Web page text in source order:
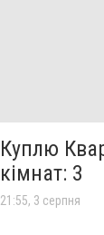
Куплю
кімнат: 3
21:55, 3 серпня